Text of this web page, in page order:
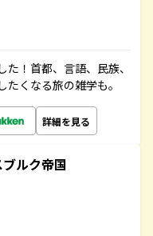
！首都、言語、民族、
くなる旅の雑学も。
詳細を見る
ルク帝国